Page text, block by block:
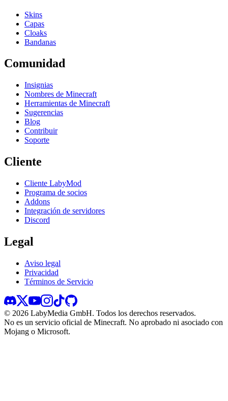
Skins
Capas
Cloaks
Bandanas
Comunidad
Insignias
Nombres de Minecraft
Herramientas de Minecraft
Sugerencias
Blog
Contribuir
Soporte
Cliente
Cliente LabyMod
Programa de socios
Addons
Integración de servidores
Discord
Legal
Aviso legal
Privacidad
Términos de Servicio
© 2026 LabyMedia GmbH. Todos los derechos reservados.
No es un servicio oficial de Minecraft. No aprobado ni asociado con
Mojang o Microsoft.